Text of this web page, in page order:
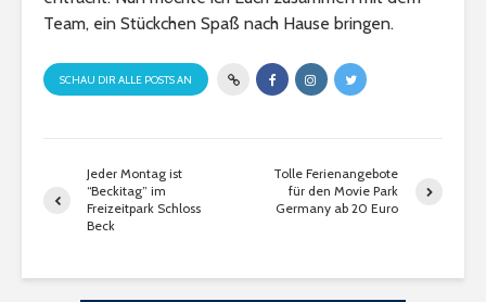
Team, ein Stückchen Spaß nach Hause bringen.
SCHAU DIR ALLE POSTS AN
Jeder Montag ist
“Beckitag” im
Freizeitpark Schloss
Beck
Tolle Ferienangebote
für den Movie Park
Germany ab 20 Euro